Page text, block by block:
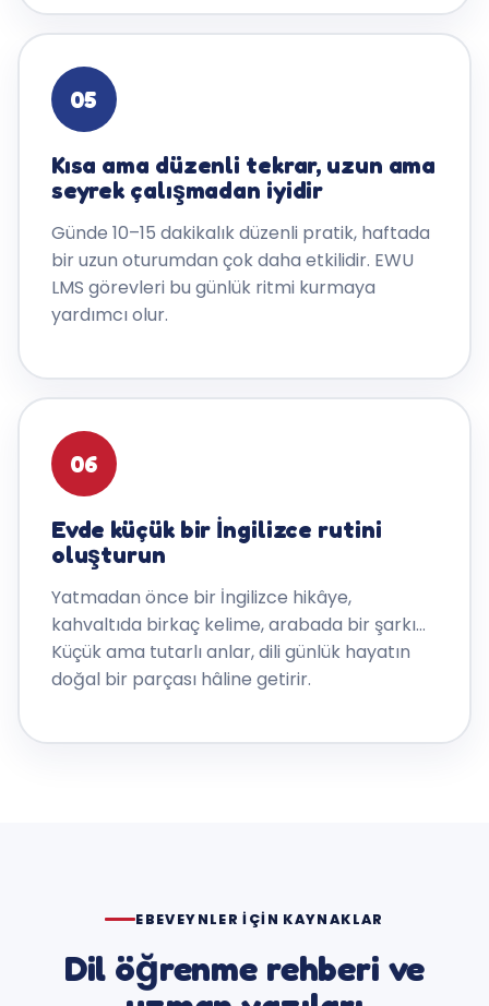
05
Kısa ama düzenli tekrar, uzun ama
seyrek çalışmadan iyidir
Günde 10–15 dakikalık düzenli pratik, haftada
bir uzun oturumdan çok daha etkilidir. EWU
LMS görevleri bu günlük ritmi kurmaya
yardımcı olur.
06
Evde küçük bir İngilizce rutini
oluşturun
Yatmadan önce bir İngilizce hikâye,
kahvaltıda birkaç kelime, arabada bir şarkı…
Küçük ama tutarlı anlar, dili günlük hayatın
doğal bir parçası hâline getirir.
EBEVEYNLER IÇIN KAYNAKLAR
Dil öğrenme rehberi ve